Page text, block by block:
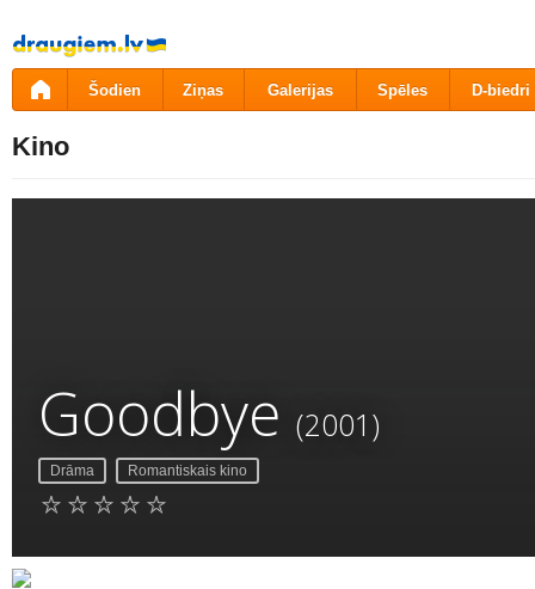
Pāriet
uz
saturu
Šodien Ziņas Galerijas Spēles D-biedri
Kino
Goodbye (2001)
Drāma Romantiskais kino